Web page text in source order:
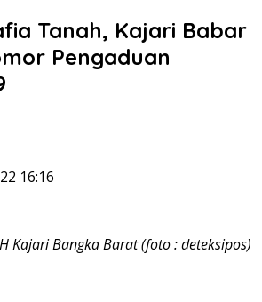
Tanah, Kajari Babar
Pengaduan
16:16
Kajari Bangka Barat (foto : deteksipos)